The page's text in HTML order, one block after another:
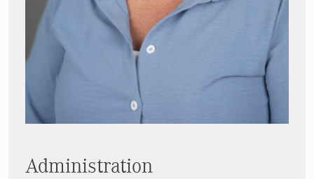
Administration